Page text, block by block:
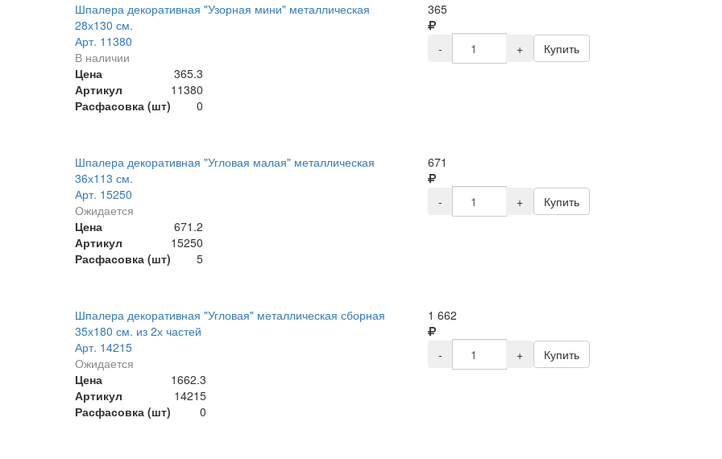
Шпалера декоративная "Узорная мини" металлическая
28х130 см.
Арт. 11380
В наличии
Цена
365.3
Артикул
11380
Расфасовка (шт)
0
365
- + Купить
Шпалера декоративная "Угловая малая" металлическая
36х113 см.
Арт. 15250
Ожидается
Цена
671.2
Артикул
15250
Расфасовка (шт)
5
671
- + Купить
Шпалера декоративная "Угловая" металлическая сборная
35х180 см. из 2х частей
Арт. 14215
Ожидается
Цена
1662.3
Артикул
14215
Расфасовка (шт)
0
1 662
- + Купить